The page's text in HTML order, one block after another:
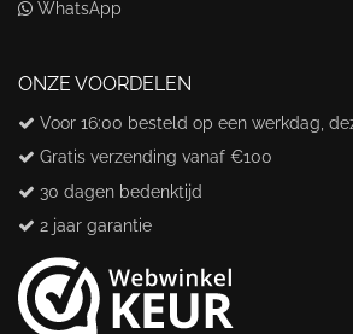
WhatsApp
ONZE VOORDELEN
Voor 16:00 besteld op een werkdag,
Gratis verzending vanaf €100
30 dagen bedenktijd
2 jaar garantie